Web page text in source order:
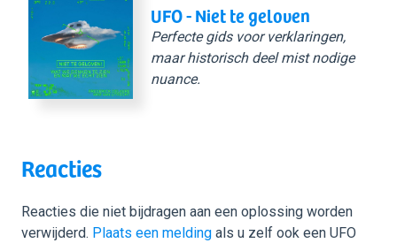
UFO - Niet te geloven
Perfecte gids voor verklaringen,
maar historisch deel mist nodige
nuance.
Reacties
Reacties die niet bijdragen aan een oplossing worden
verwijderd. Plaats een melding als u zelf ook een UFO